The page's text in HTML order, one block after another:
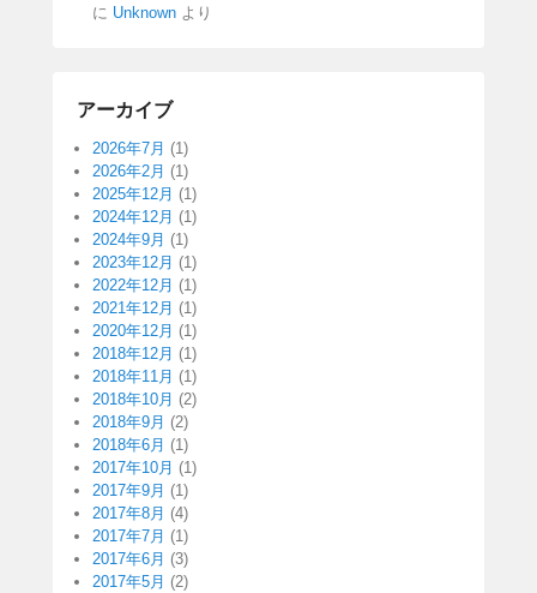
に Unknown より
アーカイブ
2026年7月 (1)
2026年2月 (1)
2025年12月 (1)
2024年12月 (1)
2024年9月 (1)
2023年12月 (1)
2022年12月 (1)
2021年12月 (1)
2020年12月 (1)
2018年12月 (1)
2018年11月 (1)
2018年10月 (2)
2018年9月 (2)
2018年6月 (1)
2017年10月 (1)
2017年9月 (1)
2017年8月 (4)
2017年7月 (1)
2017年6月 (3)
2017年5月 (2)